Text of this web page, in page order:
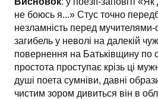
не боюсь я...» Стус точно
незламність перед мучителями-
загибель у неволі на далекій
повернення на Батьківщину по
простота проступає крізь ці
душі поета сумніви, давні
чистим зором дивиться він в